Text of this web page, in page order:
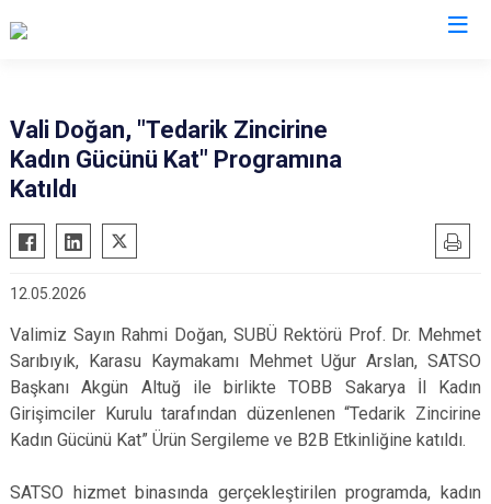
Vali Doğan, "Tedarik Zincirine
Kadın Gücünü Kat" Programına
Katıldı
12.05.2026
Valimiz Sayın Rahmi Doğan, SUBÜ Rektörü Prof. Dr. Mehmet
Sarıbıyık, Karasu Kaymakamı Mehmet Uğur Arslan, SATSO
Başkanı Akgün Altuğ ile birlikte TOBB Sakarya İl Kadın
Girişimciler Kurulu tarafından düzenlenen “Tedarik Zincirine
Kadın Gücünü Kat” Ürün Sergileme ve B2B Etkinliğine katıldı.
SATSO hizmet binasında gerçekleştirilen programda, kadın